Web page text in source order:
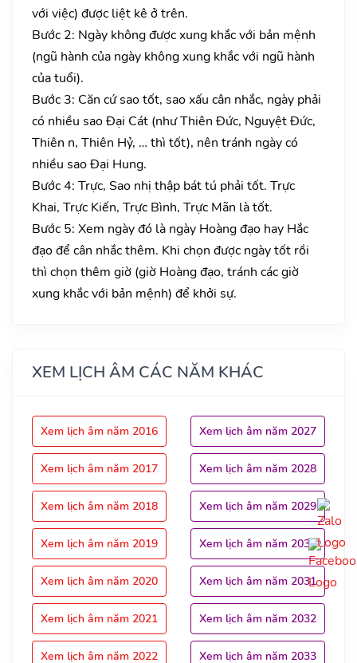
với việc) được liệt kê ở trên.
Bước 2: Ngày không được xung khắc với bản mệnh
(ngũ hành của ngày không xung khắc với ngũ hành
của tuổi).
Bước 3: Căn cứ sao tốt, sao xấu cân nhắc, ngày phải
có nhiều sao Đại Cát (như Thiên Đức, Nguyệt Đức,
Thiên n, Thiên Hỷ, … thì tốt), nên tránh ngày có
nhiều sao Đại Hung.
Bước 4: Trực, Sao nhị thập bát tú phải tốt. Trực
Khai, Trực Kiến, Trực Bình, Trực Mãn là tốt.
Bước 5: Xem ngày đó là ngày Hoàng đạo hay Hắc
đạo để cân nhắc thêm. Khi chọn được ngày tốt rồi
thì chọn thêm giờ (giờ Hoàng đạo, tránh các giờ
xung khắc với bản mệnh) để khởi sự.
XEM LỊCH ÂM CÁC NĂM KHÁC
Xem lịch âm năm 2016
Xem lịch âm năm 2017
Xem lịch âm năm 2018
Xem lịch âm năm 2019
Xem lịch âm năm 2020
Xem lịch âm năm 2021
Xem lịch âm năm 2022
Xem lịch âm năm 2027
Xem lịch âm năm 2028
Xem lịch âm năm 2029
Xem lịch âm năm 2030
Xem lịch âm năm 2031
Xem lịch âm năm 2032
Xem lịch âm năm 2033